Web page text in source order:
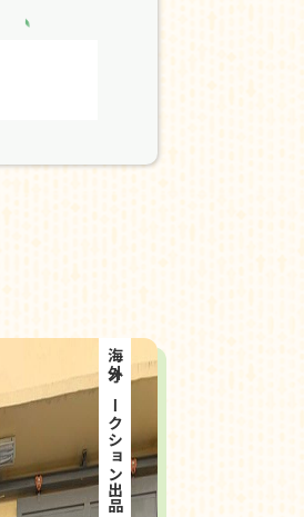
海外オークション出品